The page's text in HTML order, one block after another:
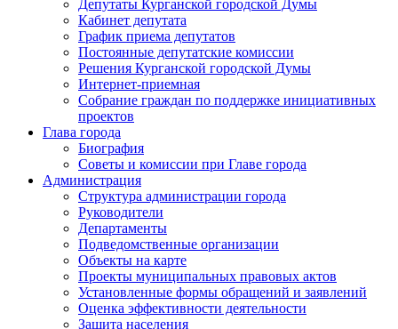
Депутаты Курганской городской Думы
Кабинет депутата
График приема депутатов
Постоянные депутатские комиссии
Решения Курганской городской Думы
Интернет-приемная
Собрание граждан по поддержке инициативных
проектов
Глава города
Биография
Советы и комиссии при Главе города
Администрация
Структура администрации города
Руководители
Департаменты
Подведомственные организации
Объекты на карте
Проекты муниципальных правовых актов
Установленные формы обращений и заявлений
Оценка эффективности деятельности
Защита населения